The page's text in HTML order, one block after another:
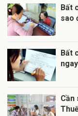
Bất
sao
Bất
Cần